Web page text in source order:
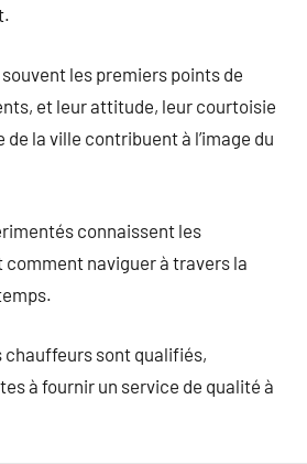
les premiers points de
et leur attitude, leur courtoisie
la ville contribuent à l’image du
connaissent les
naviguer à travers la
chauffeurs sont qualifiés,
à fournir un service de qualité à